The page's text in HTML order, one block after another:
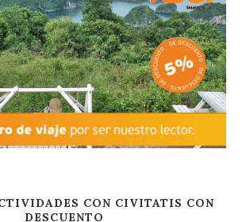
CON CIVITATIS CON
DESCUENTO